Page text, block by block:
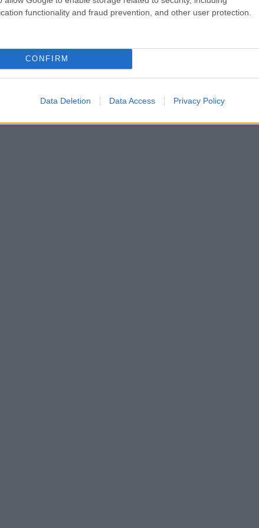
functionality and fraud prevention, and other user protection.
CONFIRM
Data Deletion Data Access Privacy Policy